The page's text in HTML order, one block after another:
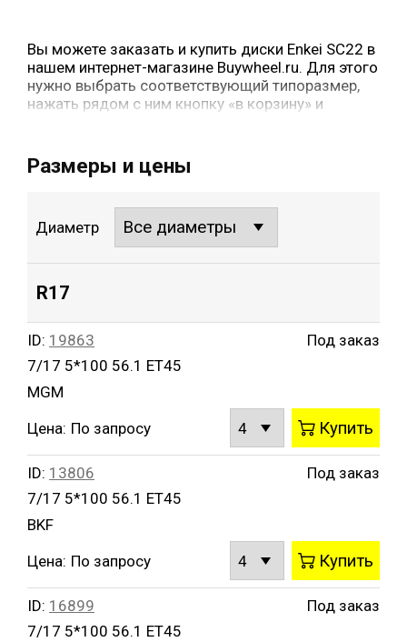
Вы можете заказать и купить диски Enkei SC22 в
нашем интернет-магазине Buywheel.ru. Для этого
нужно выбрать соответствующий типоразмер,
нажать рядом с ним кнопку «в корзину» и
Размеры и цены
Диаметр
R17
ID: 19863
7/17 5*100 56.1 ET45
MGM
Под заказ
Цена: По запросу Купить
ID: 13806
7/17 5*100 56.1 ET45
BKF
Под заказ
Цена: По запросу Купить
ID: 16899
7/17 5*100 56.1 ET45
Под заказ